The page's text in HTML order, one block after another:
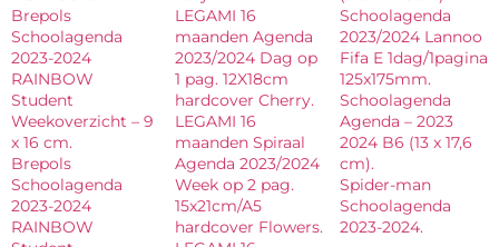
Brepols
Schoolagenda
2023-2024
RAINBOW
Student
Weekoverzicht – 9
x 16 cm.
Brepols
Schoolagenda
2023-2024
RAINBOW
LEGAMI 16
maanden Agenda
2023/2024 Dag op
1 pag. 12X18cm
hardcover Cherry.
LEGAMI 16
maanden Spiraal
Agenda 2023/2024
Week op 2 pag.
15x21cm/A5
hardcover Flowers.
Schoolagenda
2023/2024 Lannoo
Fifa E 1dag/1pagina
125x175mm.
Schoolagenda
Agenda – 2023
2024 B6 (13 x 17,6
cm).
Spider-man
Schoolagenda
2023-2024.